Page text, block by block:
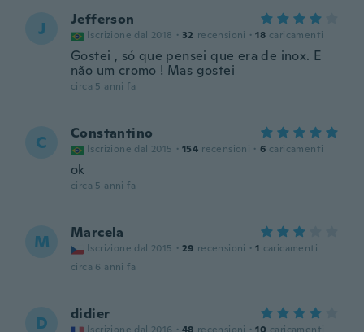
J Jefferson
Iscrizione dal 2018 · 32 recensioni · 18 caricamenti
Gostei , só que pensei que era de inox. E
não um cromo ! Mas gostei
circa 5 anni fa
C Constantino
Iscrizione dal 2015 · 154 recensioni · 6 caricamenti
ok
circa 5 anni fa
M Marcela
Iscrizione dal 2015 · 29 recensioni · 1 caricamenti
circa 6 anni fa
D didier